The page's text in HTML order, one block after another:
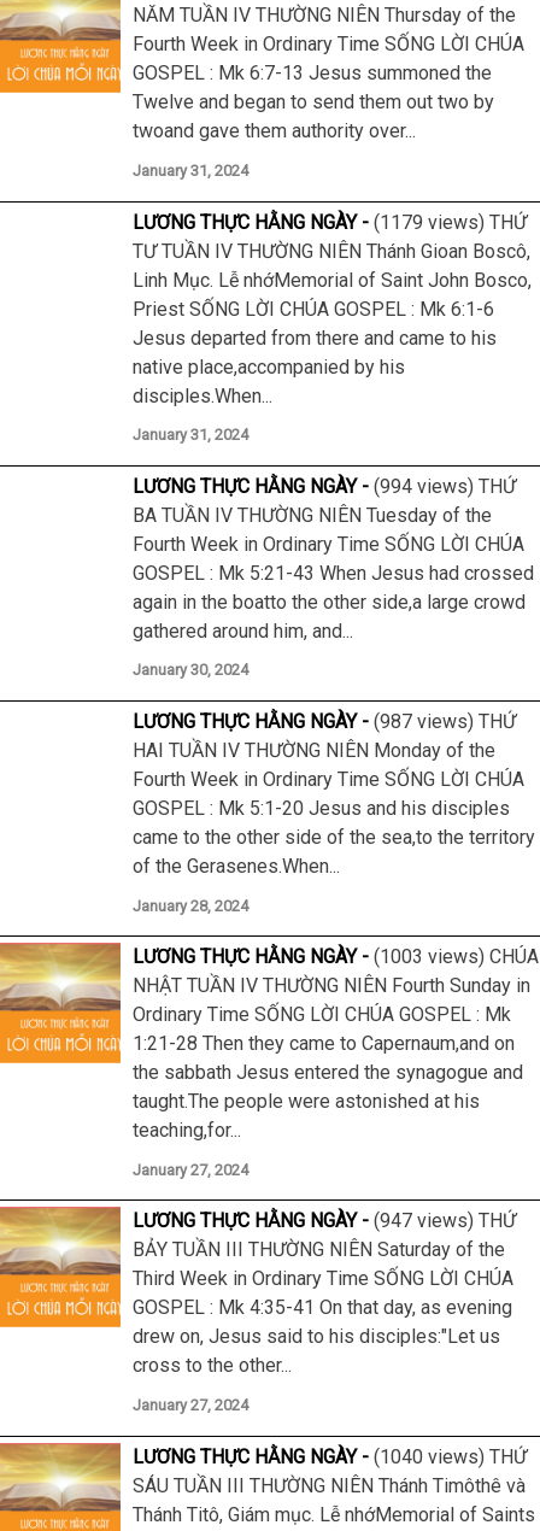
NĂM TUẦN IV THƯỜNG NIÊN Thursday of the
Fourth Week in Ordinary Time SỐNG LỜI CHÚA
GOSPEL : Mk 6:7-13 Jesus summoned the
Twelve and began to send them out two by
twoand gave them authority over...
January 31, 2024
LƯƠNG THỰC HẰNG NGÀY
(1179 views) THỨ
TƯ TUẦN IV THƯỜNG NIÊN Thánh Gioan Boscô,
Linh Mục. Lễ nhớMemorial of Saint John Bosco,
Priest SỐNG LỜI CHÚA GOSPEL : Mk 6:1-6
Jesus departed from there and came to his
native place,accompanied by his
disciples.When...
January 31, 2024
LƯƠNG THỰC HẰNG NGÀY
(994 views) THỨ
BA TUẦN IV THƯỜNG NIÊN Tuesday of the
Fourth Week in Ordinary Time SỐNG LỜI CHÚA
GOSPEL : Mk 5:21-43 When Jesus had crossed
again in the boatto the other side,a large crowd
gathered around him, and...
January 30, 2024
LƯƠNG THỰC HẰNG NGÀY
(987 views) THỨ
HAI TUẦN IV THƯỜNG NIÊN Monday of the
Fourth Week in Ordinary Time SỐNG LỜI CHÚA
GOSPEL : Mk 5:1-20 Jesus and his disciples
came to the other side of the sea,to the territory
of the Gerasenes.When...
January 28, 2024
LƯƠNG THỰC HẰNG NGÀY
(1003 views) CHÚA
NHẬT TUẦN IV THƯỜNG NIÊN Fourth Sunday in
Ordinary Time SỐNG LỜI CHÚA GOSPEL : Mk
1:21-28 Then they came to Capernaum,and on
the sabbath Jesus entered the synagogue and
taught.The people were astonished at his
teaching,for...
January 27, 2024
LƯƠNG THỰC HẰNG NGÀY
(947 views) THỨ
BẢY TUẦN III THƯỜNG NIÊN Saturday of the
Third Week in Ordinary Time SỐNG LỜI CHÚA
GOSPEL : Mk 4:35-41 On that day, as evening
drew on, Jesus said to his disciples:"Let us
cross to the other...
January 27, 2024
LƯƠNG THỰC HẰNG NGÀY
(1040 views) THỨ
SÁU TUẦN III THƯỜNG NIÊN Thánh Timôthê và
Thánh Titô, Giám mục. Lễ nhớMemorial of Saints